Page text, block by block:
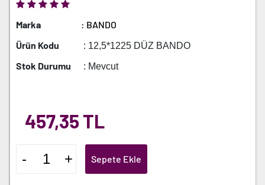
Marka
: BANDO
Ürün Kodu
: 12,5*1225 DÜZ BANDO
Stok Durumu : Mevcut
457,35 TL
- + Sepete Ekle